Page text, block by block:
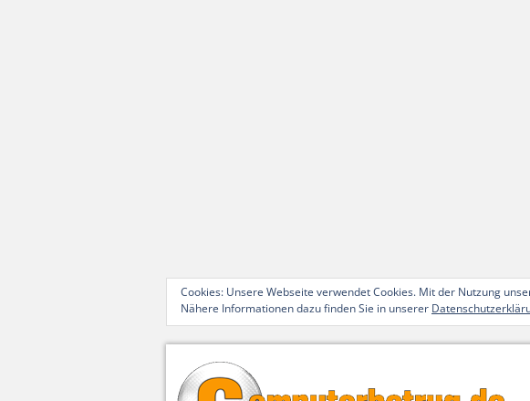
Cookies: Unsere Webseite verwendet Cookies. Mit der Nutzung
Nähere Informationen dazu finden Sie in unserer